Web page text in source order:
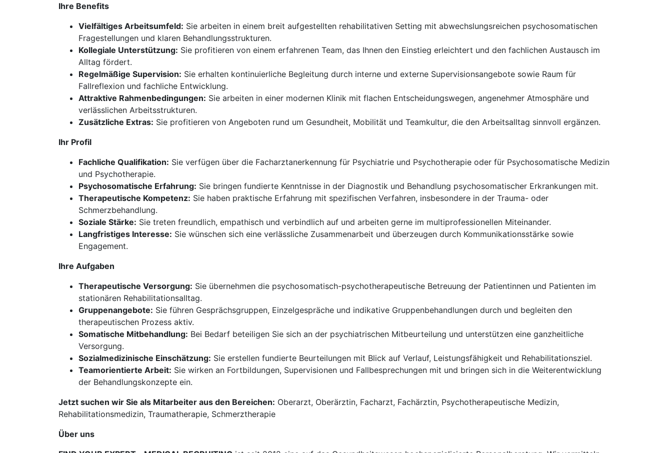
Ihre Benefits
Vielfältiges Arbeitsumfeld: Sie arbeiten in einem breit aufgestellten rehabilitativen Setting mit abwechslungsreichen psychosomatischen
Fragestellungen und klaren Behandlungsstrukturen.
Kollegiale Unterstützung: Sie profitieren von einem erfahrenen Team, das Ihnen den Einstieg erleichtert und den fachlichen Austausch im
Alltag fördert.
Regelmäßige Supervision: Sie erhalten kontinuierliche Begleitung durch interne und externe Supervisionsangebote sowie Raum für
Fallreflexion und fachliche Entwicklung.
Attraktive Rahmenbedingungen: Sie arbeiten in einer modernen Klinik mit flachen Entscheidungswegen, angenehmer Atmosphäre und
verlässlichen Arbeitsstrukturen.
Zusätzliche Extras: Sie profitieren von Angeboten rund um Gesundheit, Mobilität und Teamkultur, die den Arbeitsalltag sinnvoll ergänzen.
Ihr Profil
Fachliche Qualifikation: Sie verfügen über die Facharztanerkennung für Psychiatrie und Psychotherapie oder für Psychosomatische Medizin
und Psychotherapie.
Psychosomatische Erfahrung: Sie bringen fundierte Kenntnisse in der Diagnostik und Behandlung psychosomatischer Erkrankungen mit.
Therapeutische Kompetenz: Sie haben praktische Erfahrung mit spezifischen Verfahren, insbesondere in der Trauma- oder
Schmerzbehandlung.
Soziale Stärke: Sie treten freundlich, empathisch und verbindlich auf und arbeiten gerne im multiprofessionellen Miteinander.
Langfristiges Interesse: Sie wünschen sich eine verlässliche Zusammenarbeit und überzeugen durch Kommunikationsstärke sowie
Engagement.
Ihre Aufgaben
Therapeutische Versorgung: Sie übernehmen die psychosomatisch-psychotherapeutische Betreuung der Patientinnen und Patienten im
stationären Rehabilitationsalltag.
Gruppenangebote: Sie führen Gesprächsgruppen, Einzelgespräche und indikative Gruppenbehandlungen durch und begleiten den
therapeutischen Prozess aktiv.
Somatische Mitbehandlung: Bei Bedarf beteiligen Sie sich an der psychiatrischen Mitbeurteilung und unterstützen eine ganzheitliche
Versorgung.
Sozialmedizinische Einschätzung: Sie erstellen fundierte Beurteilungen mit Blick auf Verlauf, Leistungsfähigkeit und Rehabilitationsziel.
Teamorientierte Arbeit: Sie wirken an Fortbildungen, Supervisionen und Fallbesprechungen mit und bringen sich in die Weiterentwicklung
der Behandlungskonzepte ein.
Jetzt suchen wir Sie als Mitarbeiter aus den Bereichen: Oberarzt, Oberärztin, Facharzt, Fachärztin, Psychotherapeutische Medizin,
Rehabilitationsmedizin, Traumatherapie, Schmerztherapie
Über uns